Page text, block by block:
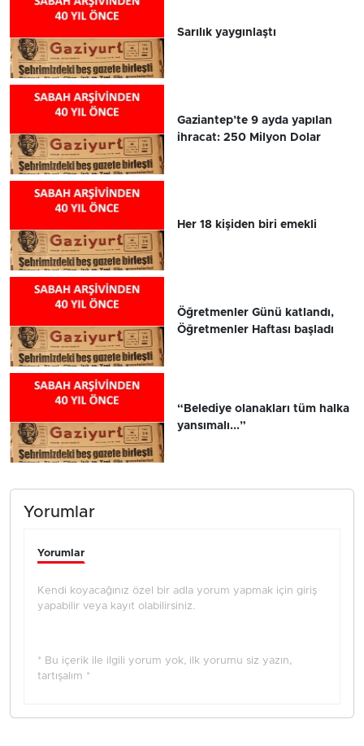
Sarılık yaygınlaştı
Gaziantep’te 9 ayda yapılan
ihracat: 250 Milyon Dolar
Her 18 kişiden biri emekli
Öğretmenler Günü katlandı,
Öğretmenler Haftası başladı
“Belediye olanakları tüm halka
yansımalı...”
Yorumlar
Yorumlar
Kendi koyacağınız özel bir adla yorum yapmak için giriş
yapabilir veya kayıt olabilirsiniz.
* Bu içerik ile ilgili yorum yok, ilk yorumu siz yazın,
tartışalım *